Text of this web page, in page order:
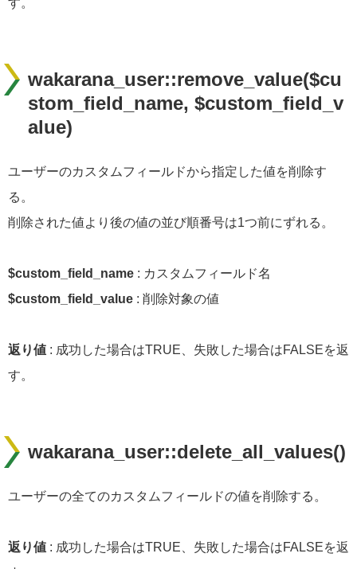
す。
wakarana_user::remove_value($cu
stom_field_name, $custom_field_v
alue)
ユーザーのカスタムフィールドから指定した値を削除す
る。
削除された値より後の値の並び順番号は1つ前にずれる。
$custom_field_name : カスタムフィールド名
$custom_field_value : 削除対象の値
返り値 : 成功した場合はTRUE、失敗した場合はFALSEを返
す。
wakarana_user::delete_all_values()
ユーザーの全てのカスタムフィールドの値を削除する。
返り値 : 成功した場合はTRUE、失敗した場合はFALSEを返